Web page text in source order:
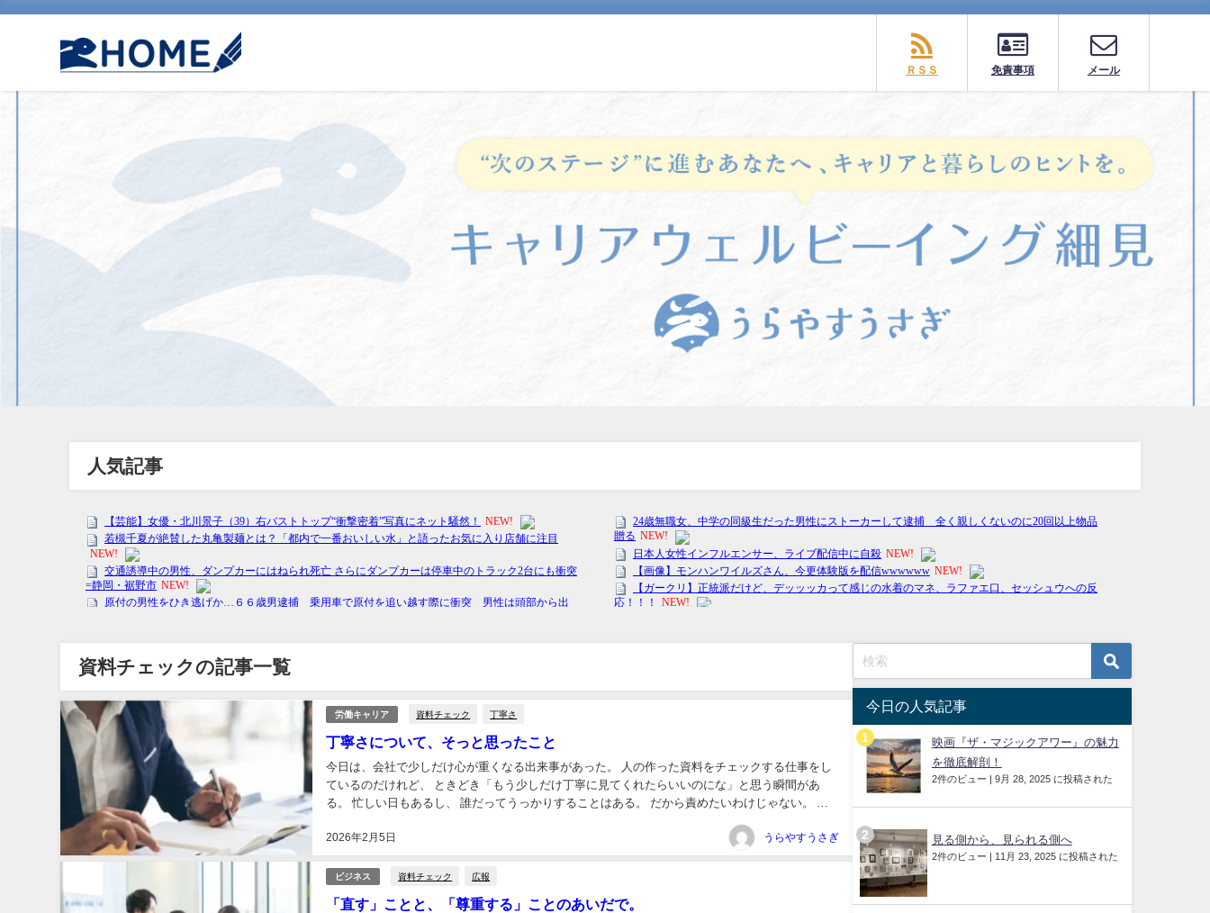
ＲＳＳ 免責事項 メール
人気記事
資料チェックの記事一覧
労働キャリア 資料チェック 丁寧さ
丁寧さについて、そっと思ったこと
2026年2月5日
今日は、会社で少しだけ心が重くなる出来事があった。 人の作った資料をチェックする仕事をし
ているのだけれど、 ときどき「もう少しだけ丁寧に見てくれたらいいのにな」と思う瞬間があ
る。 忙しい日もあるし、 誰だってうっかりすることはある。 だから責めたいわけじゃない。 た
うらやすうさぎ
ビジネス 資料チェック 広報
「直す」ことと、「尊重する」ことのあいだで。
今日の人気記事
映画『ザ・マジックアワー』の魅力
を徹底解剖！
2件のビュー | 9月 28, 2025 に投稿された
見る側から、見られる側へ
2件のビュー | 11月 23, 2025 に投稿された